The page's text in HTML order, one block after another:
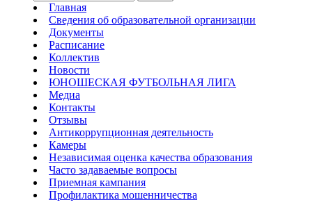
Главная
Сведения об образовательной организации
Документы
Расписание
Коллектив
Новости
ЮНОШЕСКАЯ ФУТБОЛЬНАЯ ЛИГА
Медиа
Контакты
Отзывы
Антикоррупционная деятельность
Камеры
Независимая оценка качества образования
Часто задаваемые вопросы
Приемная кампания
Профилактика мошенничества